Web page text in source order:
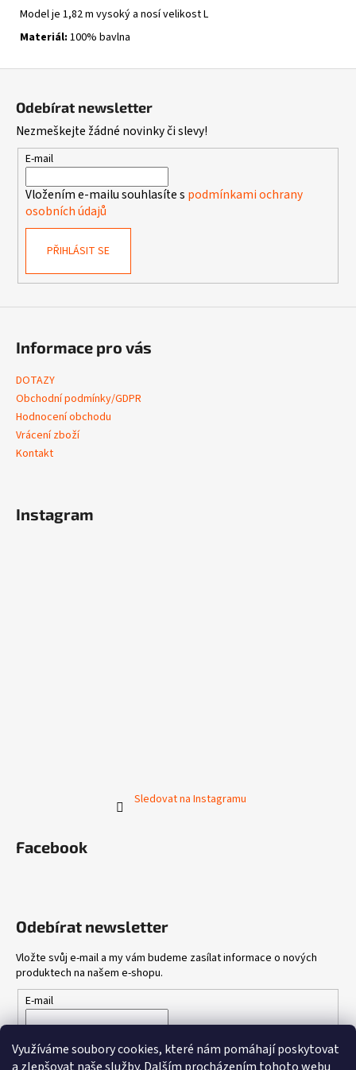
Využíváme soubory cookies, které nám pomáhají poskytovat
Model je 1,82 m vysoký a nosí velikost L
Materiál: 100% bavlna
Odebírat newsletter
Nezmeškejte žádné novinky či slevy!
E-mail
Vložením e-mailu souhlasíte s podmínkami ochrany
osobních údajů
PŘIHLÁSIT SE
Informace pro vás
DOTAZY
Obchodní podmínky/GDPR
Hodnocení obchodu
Vrácení zboží
Kontakt
Instagram
Sledovat na Instagramu
Facebook
Odebírat newsletter
Vložte svůj e-mail a my vám budeme zasílat informace o nových
produktech na našem e-shopu.
E-mail
údajů